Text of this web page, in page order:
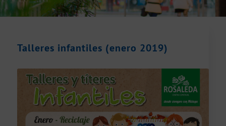
Talleres infantiles (enero 2019)